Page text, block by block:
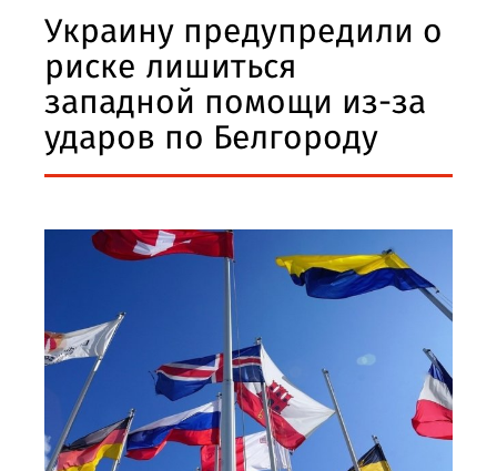
Украину предупредили о
риске лишиться
западной помощи из-за
ударов по Белгороду